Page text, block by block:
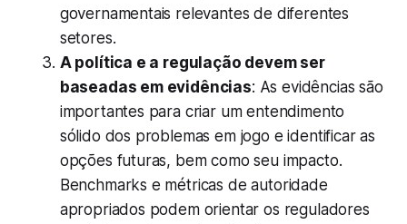
governamentais relevantes de diferentes
setores.
A política e a regulação devem ser
baseadas em evidências: As evidências são
importantes para criar um entendimento
sólido dos problemas em jogo e identificar as
opções futuras, bem como seu impacto.
Benchmarks e métricas de autoridade
apropriados podem orientar os reguladores